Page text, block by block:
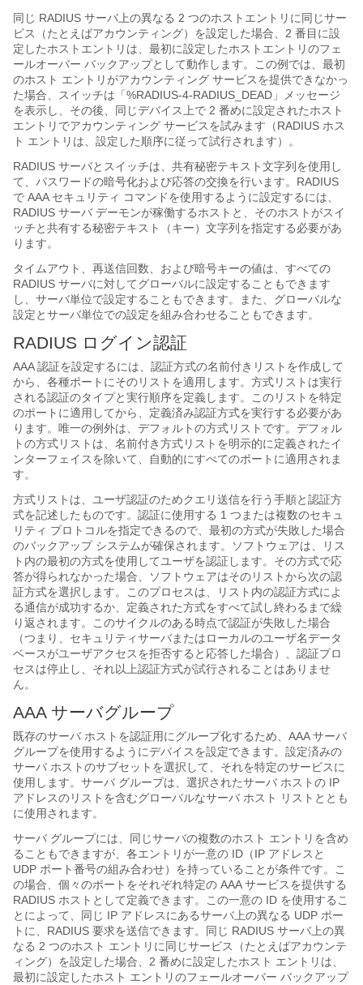
同じ RADIUS サーバ上の異なる 2 つのホストエントリに同じサー
ビス（たとえばアカウンティング）を設定した場合、2 番目に設
定したホストエントリは、最初に設定したホストエントリのフェ
ールオーバー バックアップとして動作します。この例では、最初
のホスト エントリがアカウンティング サービスを提供できなかっ
た場合、スイッチは「%RADIUS-4-RADIUS_DEAD」メッセージ
を表示し、その後、同じデバイス上で 2 番めに設定されたホスト
エントリでアカウンティング サービスを試みます（RADIUS ホス
ト エントリは、設定した順序に従って試行されます）。
RADIUS サーバとスイッチは、共有秘密テキスト文字列を使用し
て、パスワードの暗号化および応答の交換を行います。RADIUS
で AAA セキュリティ コマンドを使用するように設定するには、
RADIUS サーバ デーモンが稼働するホストと、そのホストがスイ
ッチと共有する秘密テキスト（キー）文字列を指定する必要があ
ります。
タイムアウト、再送信回数、および暗号キーの値は、すべての
RADIUS サーバに対してグローバルに設定することもできます
し、サーバ単位で設定することもできます。また、グローバルな
設定とサーバ単位での設定を組み合わせることもできます。
RADIUS ログイン認証
AAA 認証を設定するには、認証方式の名前付きリストを作成して
から、各種ポートにそのリストを適用します。方式リストは実行
される認証のタイプと実行順序を定義します。このリストを特定
のポートに適用してから、定義済み認証方式を実行する必要があ
ります。唯一の例外は、デフォルトの方式リストです。デフォル
トの方式リストは、名前付き方式リストを明示的に定義されたイ
ンターフェイスを除いて、自動的にすべてのポートに適用されま
す。
方式リストは、ユーザ認証のためクエリ送信を行う手順と認証方
式を記述したものです。認証に使用する 1 つまたは複数のセキュ
リティ プロトコルを指定できるので、最初の方式が失敗した場合
のバックアップ システムが確保されます。ソフトウェアは、リス
ト内の最初の方式を使用してユーザを認証します。その方式で応
答が得られなかった場合、ソフトウェアはそのリストから次の認
証方式を選択します。このプロセスは、リスト内の認証方式によ
る通信が成功するか、定義された方式をすべて試し終わるまで繰
り返されます。このサイクルのある時点で認証が失敗した場合
（つまり、セキュリティサーバまたはローカルのユーザ名データ
ベースがユーザアクセスを拒否すると応答した場合）、認証プロ
セスは停止し、それ以上認証方式が試行されることはありませ
ん。
AAA サーバグループ
既存のサーバ ホストを認証用にグループ化するため、AAA サーバ
グループを使用するようにデバイスを設定できます。設定済みの
サーバ ホストのサブセットを選択して、それを特定のサービスに
使用します。サーバ グループは、選択されたサーバ ホストの IP
アドレスのリストを含むグローバルなサーバ ホスト リストととも
に使用されます。
サーバ グループには、同じサーバの複数のホスト エントリを含め
ることもできますが、各エントリが一意の ID（IP アドレスと
UDP ポート番号の組み合わせ）を持っていることが条件です。こ
の場合、個々のポートをそれぞれ特定の AAA サービスを提供する
RADIUS ホストとして定義できます。この一意の ID を使用するこ
とによって、同じ IP アドレスにあるサーバ上の異なる UDP ポー
トに、RADIUS 要求を送信できます。同じ RADIUS サーバ上の異
なる 2 つのホスト エントリに同じサービス（たとえばアカウンテ
ィング）を設定した場合、2 番めに設定したホスト エントリは、
最初に設定したホスト エントリのフェールオーバー バックアップ